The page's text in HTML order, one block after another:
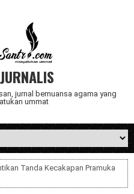
jurnal bernuansa agama yang
ummat
Tanda Kecakapan Pramuka